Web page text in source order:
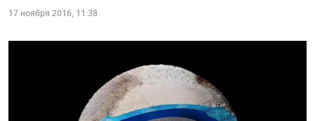
17 ноября 2016, 11:38